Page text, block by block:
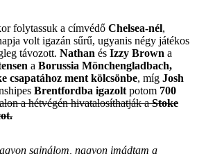
folytassuk a címvédő Chelsea-nél,
volt igazán sűrű, ugyanis négy játékos
távozott. Nathan és Izzy Brown a
a Borussia Mönchengladbach,
csapatához ment kölcsönbe, míg Josh
Brentfordba igazolt potom 700
a hétvégén hivatalosíthatják aStoke
sajnálom, nagyon imádtam a